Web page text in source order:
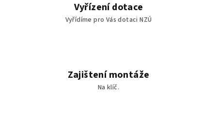
Vyřízení dotace
Vyřídíme pro Vás dotaci NZÚ
Zajištení montáže
Na klíč.